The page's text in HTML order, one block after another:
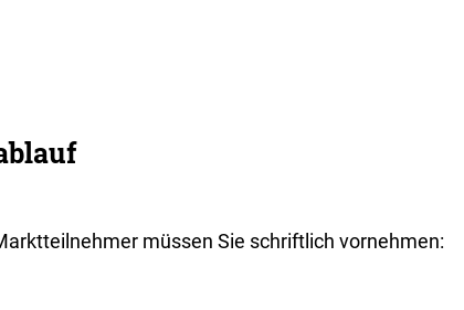
müssen Sie schriftlich vornehmen: